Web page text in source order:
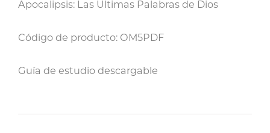
Apocalipsis: Las Últimas Palabras de Dios
Código de producto: OM5PDF
Guía de estudio descargable